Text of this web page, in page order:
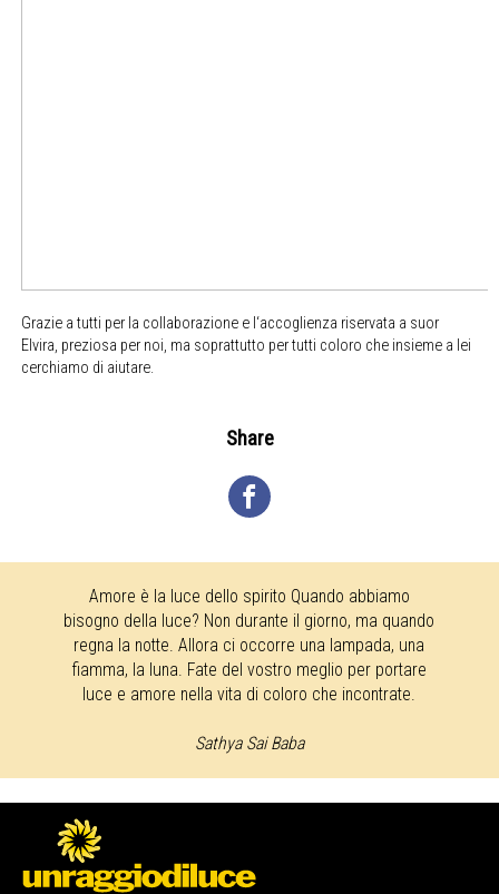
Grazie a tutti per la collaborazione e l‘accoglienza riservata a suor
Elvira, preziosa per noi, ma soprattutto per tutti coloro che insieme a lei
cerchiamo di aiutare.
Share
Amore è la luce dello spirito Quando abbiamo
bisogno della luce? Non durante il giorno, ma quando
regna la notte. Allora ci occorre una lampada, una
fiamma, la luna. Fate del vostro meglio per portare
luce e amore nella vita di coloro che incontrate.
Sathya Sai Baba